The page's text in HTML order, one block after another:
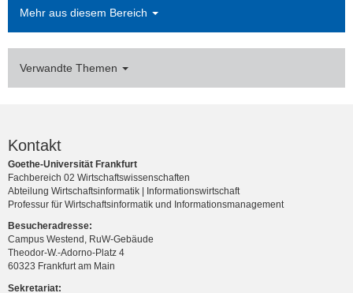
Mehr aus diesem Bereich
Verwandte Themen
Kontakt
Goethe-Universität Frankfurt
Fachbereich 02 Wirtschaftswissenschaften
Abteilung Wirtschaftsinformatik | Informationswirtschaft
Professur für Wirtschaftsinformatik und Informationsmanagement
Besucheradresse:
Campus Westend, RuW-Gebäude
Theodor-W.-Adorno-Platz 4
60323 Frankfurt am Main
Sekretariat: